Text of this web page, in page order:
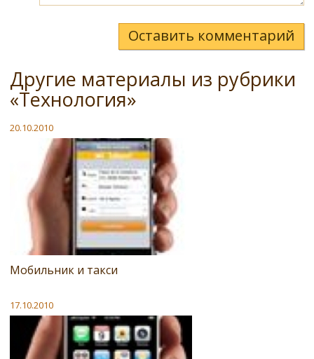
Оставить комментарий
Другие материалы из рубрики
«Технология»
20.10.2010
Мобильник и такси
17.10.2010